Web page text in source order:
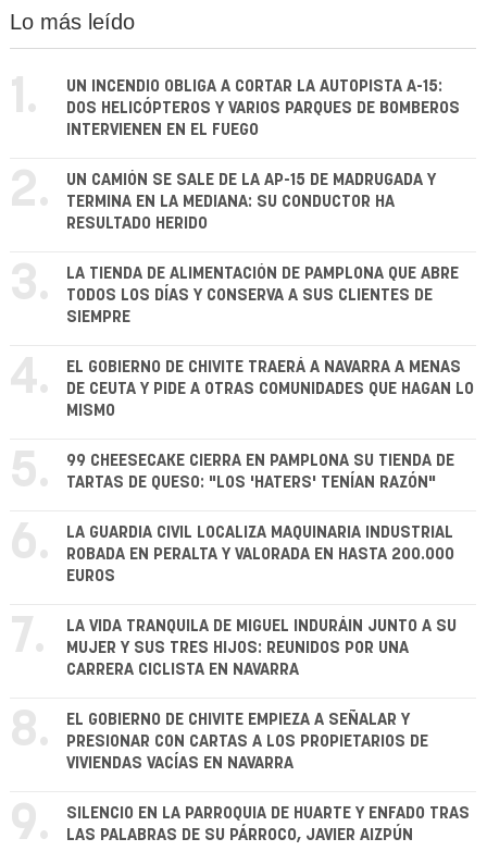
Lo más leído
1.
UN INCENDIO OBLIGA A CORTAR LA AUTOPISTA A-15:
DOS HELICÓPTEROS Y VARIOS PARQUES DE BOMBEROS
INTERVIENEN EN EL FUEGO
2.
UN CAMIÓN SE SALE DE LA AP-15 DE MADRUGADA Y
TERMINA EN LA MEDIANA: SU CONDUCTOR HA
RESULTADO HERIDO
3.
LA TIENDA DE ALIMENTACIÓN DE PAMPLONA QUE ABRE
TODOS LOS DÍAS Y CONSERVA A SUS CLIENTES DE
SIEMPRE
4.
EL GOBIERNO DE CHIVITE TRAERÁ A NAVARRA A MENAS
DE CEUTA Y PIDE A OTRAS COMUNIDADES QUE HAGAN LO
MISMO
5.
99 CHEESECAKE CIERRA EN PAMPLONA SU TIENDA DE
TARTAS DE QUESO: "LOS 'HATERS' TENÍAN RAZÓN"
6.
LA GUARDIA CIVIL LOCALIZA MAQUINARIA INDUSTRIAL
ROBADA EN PERALTA Y VALORADA EN HASTA 200.000
EUROS
7.
LA VIDA TRANQUILA DE MIGUEL INDURÁIN JUNTO A SU
MUJER Y SUS TRES HIJOS: REUNIDOS POR UNA
CARRERA CICLISTA EN NAVARRA
8.
EL GOBIERNO DE CHIVITE EMPIEZA A SEÑALAR Y
PRESIONAR CON CARTAS A LOS PROPIETARIOS DE
VIVIENDAS VACÍAS EN NAVARRA
9.
SILENCIO EN LA PARROQUIA DE HUARTE Y ENFADO TRAS
LAS PALABRAS DE SU PÁRROCO, JAVIER AIZPÚN